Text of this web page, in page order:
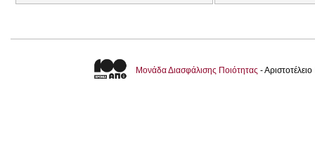
Μονάδα Διασφάλισης Ποιότητας -